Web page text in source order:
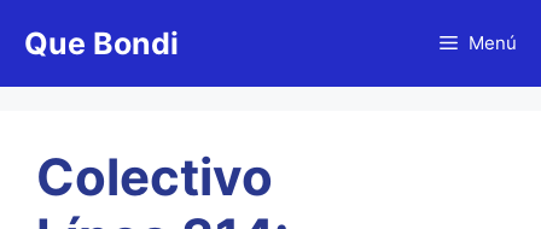
Que Bondi Menú
Colectivo